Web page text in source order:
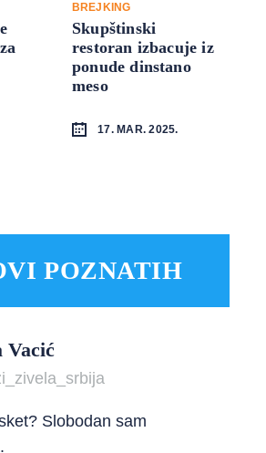
BREJKING
Skupštinski
restoran izbacuje iz
ponude dinstano
meso
17. MAR. 2025.
POZNATIH
Vacić
Slobodan sam